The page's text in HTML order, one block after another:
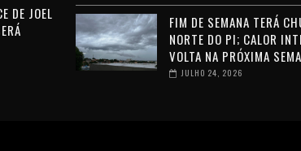
DE JOEL
FIM DE SEMANA TERÁ
NORTE DO PI; CALOR
VOLTA NA PRÓXIMA
JULHO 24, 2026